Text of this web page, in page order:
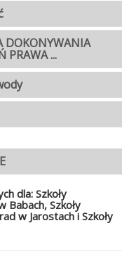
DOKONYWANIA
PRAWA ...
dla: Szkoły
Babach, Szkoły
w Jarostach i Szkoły